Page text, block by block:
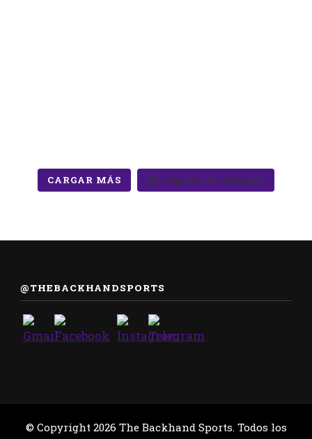
CARGAR MÁS Síguenos en Instagram
@THEBACKHANDSPORTS
© Copyright 2026 The Backhand Sports. Todos los